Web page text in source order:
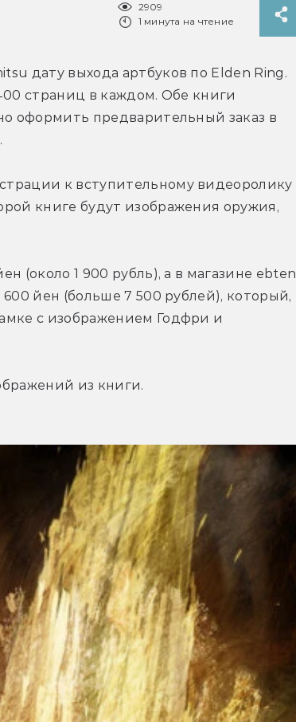
2909
1 минута на чтение
дату выхода артбуков по Elden Ring.
страниц в каждом. Обе книги
оформить предварительный заказ в
к вступительному видеоролику
книге будут изображения оружия,
(около 1 900 рубль), а в магазине ebten
йен (больше 7 500 рублей), который,
с изображением Годфри и
из книги.